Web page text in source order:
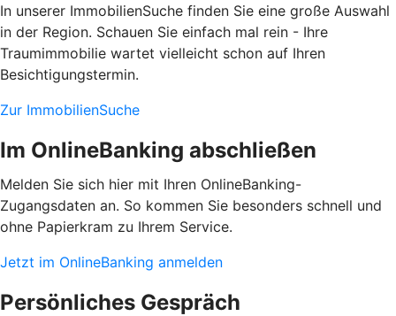
In unserer ImmobilienSuche finden Sie eine große Auswahl
in der Region. Schauen Sie einfach mal rein - Ihre
Traumimmobilie wartet vielleicht schon auf Ihren
Besichtigungstermin.
Zur ImmobilienSuche
Im OnlineBanking abschließen
Melden Sie sich hier mit Ihren OnlineBanking-
Zugangsdaten an. So kommen Sie besonders schnell und
ohne Papierkram zu Ihrem Service.
Jetzt im OnlineBanking anmelden
Persönliches Gespräch